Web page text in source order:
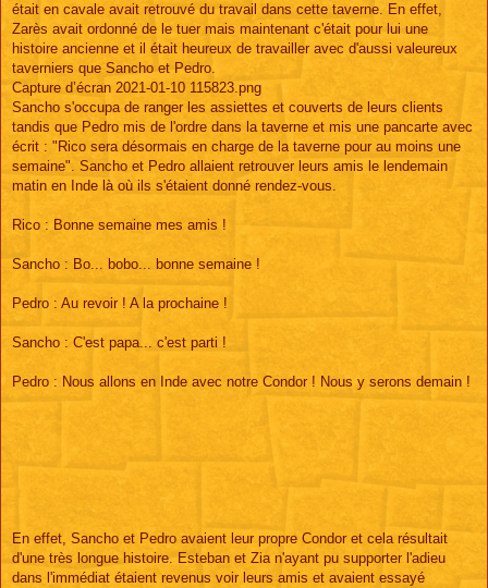
était en cavale avait retrouvé du travail dans cette taverne. En effet,
Zarès avait ordonné de le tuer mais maintenant c'était pour lui une
histoire ancienne et il était heureux de travailler avec d'aussi valeureux
taverniers que Sancho et Pedro.
Capture d’écran 2021-01-10 115823.png
Sancho s'occupa de ranger les assiettes et couverts de leurs clients
tandis que Pedro mis de l'ordre dans la taverne et mis une pancarte avec
écrit : "Rico sera désormais en charge de la taverne pour au moins une
semaine". Sancho et Pedro allaient retrouver leurs amis le lendemain
matin en Inde là où ils s'étaient donné rendez-vous.
Rico : Bonne semaine mes amis !
Sancho : Bo... bobo... bonne semaine !
Pedro : Au revoir ! A la prochaine !
Sancho : C'est papa... c'est parti !
Pedro : Nous allons en Inde avec notre Condor ! Nous y serons demain !
En effet, Sancho et Pedro avaient leur propre Condor et cela résultait
d'une très longue histoire. Esteban et Zia n'ayant pu supporter l'adieu
dans l'immédiat étaient revenus voir leurs amis et avaient essayé